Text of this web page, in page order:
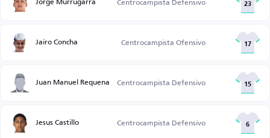
23
Jairo Concha Centrocampista Ofensivo 17
Juan Manuel Requena Centrocampista Defensivo 15
Jesus Castillo Centrocampista Defensivo 6